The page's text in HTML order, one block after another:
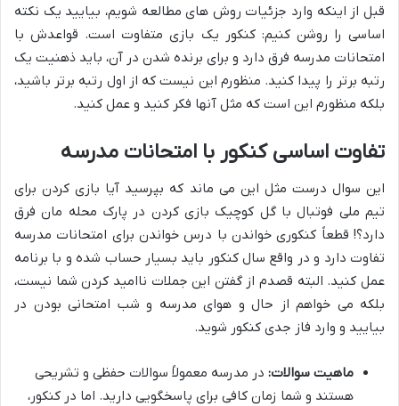
قبل از اینکه وارد جزئیات روش های مطالعه شویم، بیایید یک نکته
اساسی را روشن کنیم: کنکور یک بازی متفاوت است. قواعدش با
امتحانات مدرسه فرق دارد و برای برنده شدن در آن، باید ذهنیت یک
رتبه برتر را پیدا کنید. منظورم این نیست که از اول رتبه برتر باشید،
بلکه منظورم این است که مثل آنها فکر کنید و عمل کنید.
تفاوت اساسی کنکور با امتحانات مدرسه
این سوال درست مثل این می ماند که بپرسید آیا بازی کردن برای
تیم ملی فوتبال با گل کوچیک بازی کردن در پارک محله مان فرق
دارد؟! قطعاً کنکوری خواندن با درس خواندن برای امتحانات مدرسه
تفاوت دارد و در واقع سال کنکور باید بسیار حساب شده و با برنامه
عمل کنید. البته قصدم از گفتن این جملات ناامید کردن شما نیست،
بلکه می خواهم از حال و هوای مدرسه و شب امتحانی بودن در
بیایید و وارد فاز جدی کنکور شوید.
ماهیت سوالات: در مدرسه معمولاً سوالات حفظی و تشریحی
هستند و شما زمان کافی برای پاسخگویی دارید. اما در کنکور،